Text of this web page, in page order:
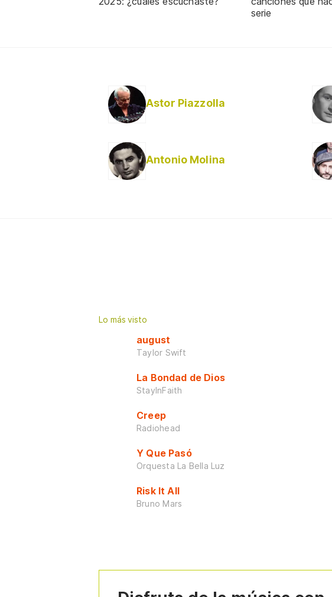
serie
Astor Piazzolla
Antonio Molina
Lo más visto
august
Taylor Swift
La Bondad de Dios
StayInFaith
Creep
Radiohead
Y Que Pasó
Orquesta La Bella Luz
Risk It All
Bruno Mars